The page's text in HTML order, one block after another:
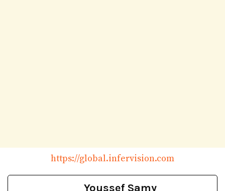
https://global.infervision.com
Youssef Samy